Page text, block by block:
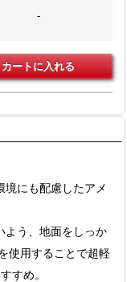
-
境にも配慮したアメ
よう、地面をしっか
使用することで超軽
すめ。